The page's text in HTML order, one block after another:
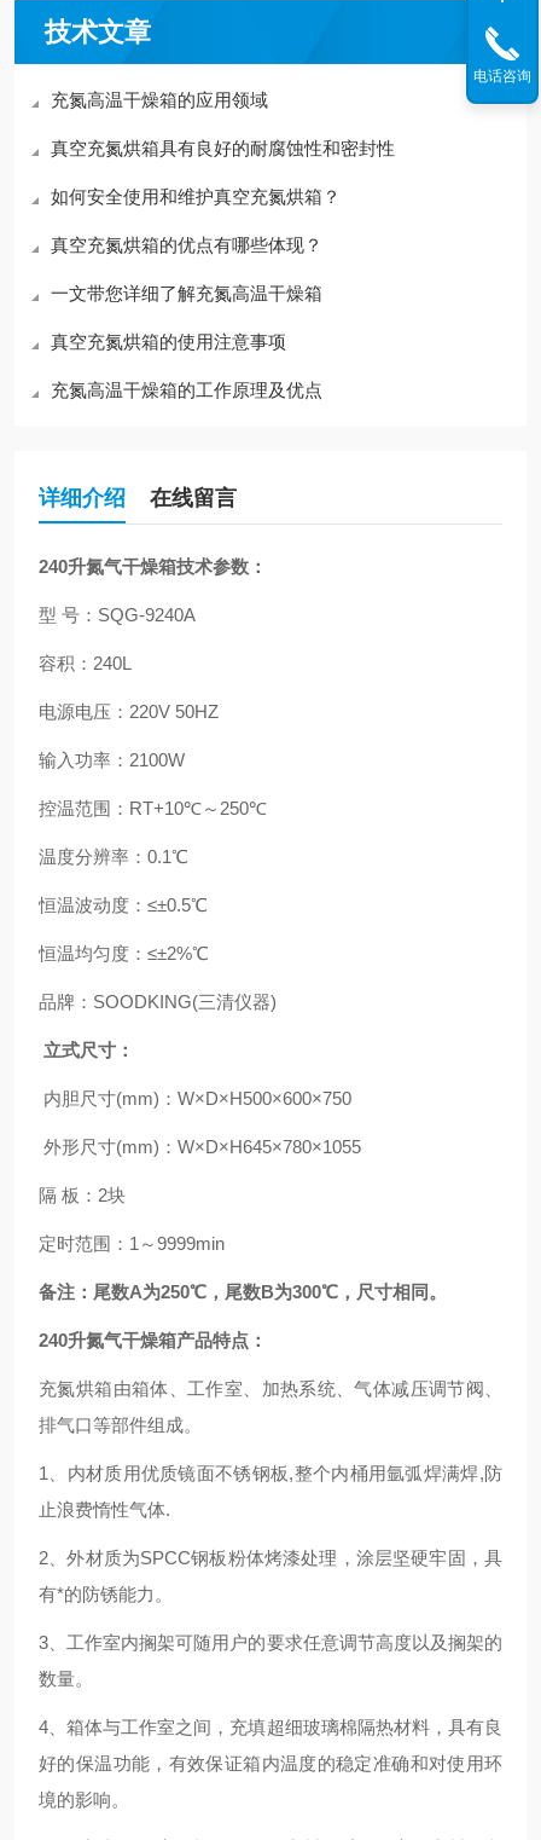
技术文章
充氮高温干燥箱的应用领域
真空充氮烘箱具有良好的耐腐蚀性和密封性
如何安全使用和维护真空充氮烘箱？
真空充氮烘箱的优点有哪些体现？
一文带您详细了解充氮高温干燥箱
真空充氮烘箱的使用注意事项
充氮高温干燥箱的工作原理及优点
详细介绍 在线留言
240升氮气干燥箱技术参数：
型 号：SQG-9240A
容积：240L
电源电压：220V 50HZ
输入功率：2100W
控温范围：RT+10℃～250℃
温度分辨率：0.1℃
恒温波动度：≤±0.5℃
恒温均匀度：≤±2%℃
品牌：SOODKING(三清仪器)
立式尺寸：
内胆尺寸(mm)：W×D×H500×600×750
外形尺寸(mm)：W×D×H645×780×1055
隔 板：2块
定时范围：1～9999min
备注：尾数A为250℃，尾数B为300℃，尺寸相同。
240升氮气干燥箱产品特点：
充氮烘箱由箱体、工作室、加热系统、气体减压调节阀、
排气口等部件组成。
1 、内材质用优质镜面不锈钢板,整个内桶用氩弧焊满焊,防
止浪费惰性气体.
2 、外材质为SPCC钢板粉体烤漆处理，涂层坚硬牢固，具
有*的防锈能力。
3 、工作室内搁架可随用户的要求任意调节高度以及搁架的
数量。
4 、箱体与工作室之间，充填超细玻璃棉隔热材料，具有良
好的保温功能，有效保证箱内温度的稳定准确和对使用环
境的影响。
电话咨询